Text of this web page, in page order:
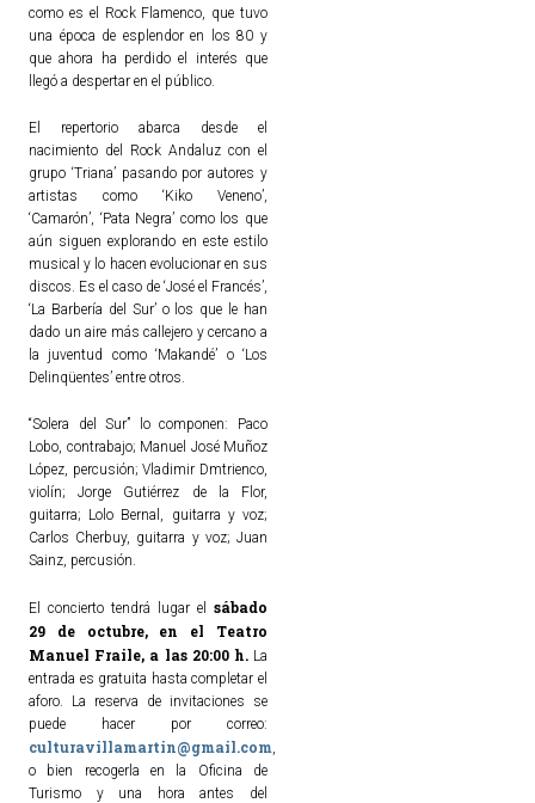
como es el Rock Flamenco, que tuvo
una época de esplendor en los 80 y
que ahora ha perdido el interés que
llegó a despertar en el público.
El repertorio abarca desde el
nacimiento del Rock Andaluz con el
grupo ‘Triana’ pasando por autores y
artistas como ‘Kiko Veneno’,
‘Camarón’, ‘Pata Negra’ como los que
aún siguen explorando en este estilo
musical y lo hacen evolucionar en sus
discos. Es el caso de ‘José el Francés’,
‘La Barbería del Sur’ o los que le han
dado un aire más callejero y cercano a
la juventud como ‘Makandé’ o ‘Los
Delinqüentes’ entre otros.
“Solera del Sur” lo componen: Paco
Lobo, contrabajo; Manuel José Muñoz
López, percusión; Vladimir Dmtrienco,
violín; Jorge Gutiérrez de la Flor,
guitarra; Lolo Bernal, guitarra y voz;
Carlos Cherbuy, guitarra y voz; Juan
Sainz, percusión.
El concierto tendrá lugar el sábado
29 de octubre, en el Teatro
Manuel Fraile, a las 20:00 h.La
entrada es gratuita hasta completar el
aforo. La reserva de invitaciones se
puede hacer por correo:
culturavillamartin@gmail.com
o bien recogerla en la Oficina de
Turismo y una hora antes del